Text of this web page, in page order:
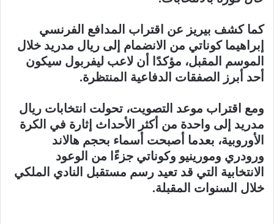
كما كشف بيريز عن اقتراب المدافع الفرنسي
إبراهيما كوناتي من الانضمام إلى ريال مدريد خلال
الموسم المقبل، مؤكدًا أن لاعب ليفربول سيكون
أحد أبرز الصفقات الدفاعية المنتظرة.
ومع اقتراب موعد التصويت، تحولت انتخابات ريال
مدريد إلى واحدة من أكثر الأحداث إثارة في الكرة
الأوروبية، بعدما أصبحت أسماء بحجم هالاند
ورودري ومورينيو وكوناتي جزءًا من الوعود
الانتخابية التي قد تعيد رسم مستقبل النادي الملكي
خلال السنوات المقبلة.